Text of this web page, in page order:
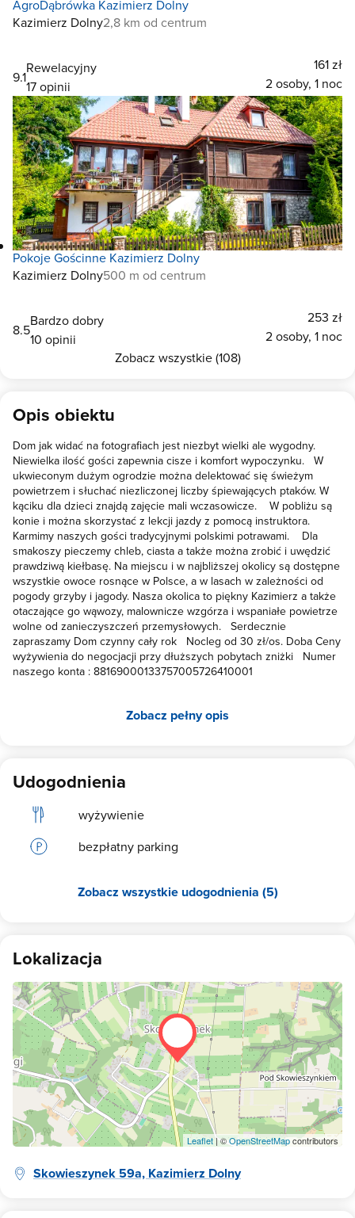
AgroDąbrówka Kazimierz Dolny
Kazimierz Dolny2,8 km od centrum
9.1
Rewelacyjny
17 opinii
161 zł
2 osoby, 1 noc
Pokoje Gościnne Kazimierz Dolny
Kazimierz Dolny500 m od centrum
8.5
Bardzo dobry
10 opinii
253 zł
2 osoby, 1 noc
Zobacz wszystkie (108)
Opis obiektu
Dom jak widać na fotografiach jest niezbyt wielki ale wygodny.
Niewielka ilość gości zapewnia cisze i komfort wypoczynku. W
ukwieconym dużym ogrodzie można delektować się świeżym
powietrzem i słuchać niezliczonej liczby śpiewających ptaków. W
kąciku dla dzieci znajdą zajęcie mali wczasowicze. W pobliżu są
konie i można skorzystać z lekcji jazdy z pomocą instruktora.
Karmimy naszych gości tradycyjnymi polskimi potrawami. Dla
smakoszy pieczemy chleb, ciasta a także można zrobić i uwędzić
prawdziwą kiełbasę. Na miejscu i w najbliższej okolicy są dostępne
wszystkie owoce rosnące w Polsce, a w lasach w zależności od
pogody grzyby i jagody. Nasza okolica to piękny Kazimierz a także
otaczające go wąwozy, malownicze wzgórza i wspaniałe powietrze
wolne od zanieczyszczeń przemysłowych. Serdecznie
zapraszamy Dom czynny cały rok Nocleg od 30 zł/os. Doba Ceny
wyżywienia do negocjacji przy dłuższych pobytach zniżki Numer
naszego konta : 88169000133757005726410001
Zobacz pełny opis
Udogodnienia
wyżywienie
bezpłatny parking
Zobacz wszystkie udogodnienia (5)
Lokalizacja
Leaflet| ©OpenStreetMapcontributors
Skowieszynek 59a, Kazimierz Dolny